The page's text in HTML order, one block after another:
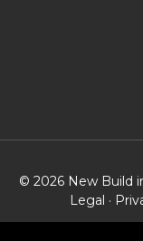
© 2026 New Build
Legal ·